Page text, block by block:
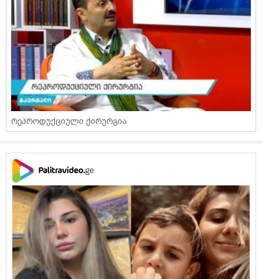
რეპროდუქციული ქირურგია